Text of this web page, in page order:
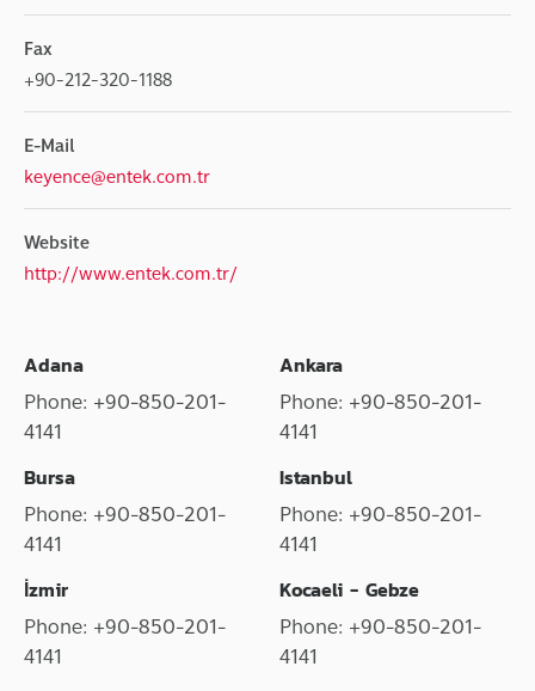
Fax
+90-212-320-1188
E-Mail
keyence@entek.com.tr
Website
http://www.entek.com.tr/
Adana
Phone: +90-850-201-
4141
Ankara
Phone: +90-850-201-
4141
Bursa
Phone: +90-850-201-
4141
Istanbul
Phone: +90-850-201-
4141
İzmir
Phone: +90-850-201-
4141
Kocaeli - Gebze
Phone: +90-850-201-
4141